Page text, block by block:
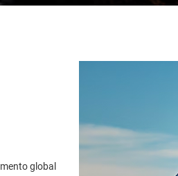
global